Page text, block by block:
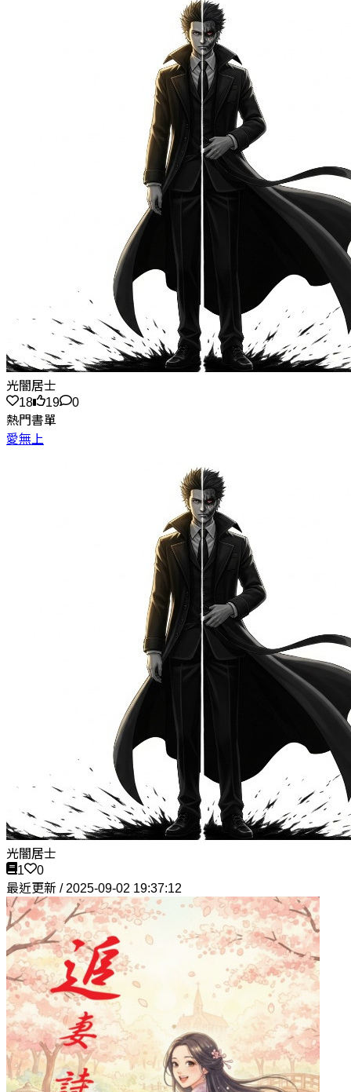
光闇居士
18
19
0
熱門書單
愛無上
光闇居士
1
0
最近更新 / 2025-09-02 19:37:12